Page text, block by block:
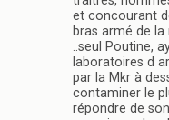
et concourant
bras armé de
..seul Poutine,
laboratoires d
par la Mkr à
contaminer le
répondre de